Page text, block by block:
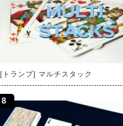
[トランプ] マルチスタック